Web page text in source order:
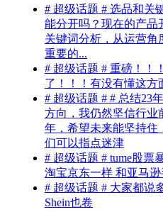
# 超级话题 # 选品和关
能分开吗？现在的产品
关键词分析，从运营角
重要的...
# 超级话题 # 重磅！！
了！！！有没有懂这方
# 超级话题 # # 总结23
方向，我仍然坚信行业
年，希望未来能坚持住
们可以指点迷津
# 超级话题 # tume股票
淘宝京东一样 和亚马
# 超级话题 # 大家都说
Shein也卷